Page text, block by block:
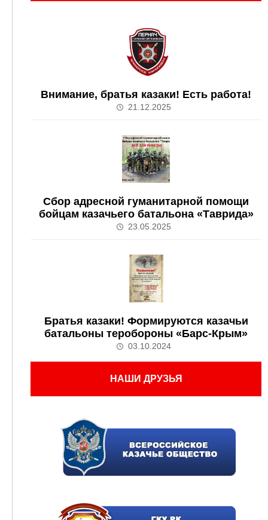
Внимание, братья казаки! Есть работа!
21.12.2025
Сбор адресной гуманитарной помощи
бойцам казачьего батальона «Таврида»
23.05.2025
Братья казаки! Формируются казачьи
батальоны теробороны «Барс-Крым»
03.10.2024
НАШИ ДРУЗЬЯ